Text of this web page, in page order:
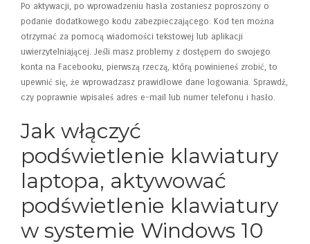
Po aktywacji, po wprowadzeniu hasła zostaniesz poproszony o
podanie dodatkowego kodu zabezpieczającego. Kod ten można
otrzymać za pomocą wiadomości tekstowej lub aplikacji
uwierzytelniającej. Jeśli masz problemy z dostępem do swojego
konta na Facebooku, pierwszą rzeczą, którą powinieneś zrobić, to
upewnić się, że wprowadzasz prawidłowe dane logowania. Sprawdź,
czy poprawnie wpisałeś adres e-mail lub numer telefonu i hasło.
Jak włączyć
podświetlenie klawiatury
laptopa, aktywować
podświetlenie klawiatury
w systemie Windows 10